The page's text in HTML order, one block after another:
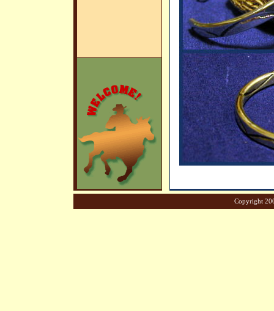
Copyright